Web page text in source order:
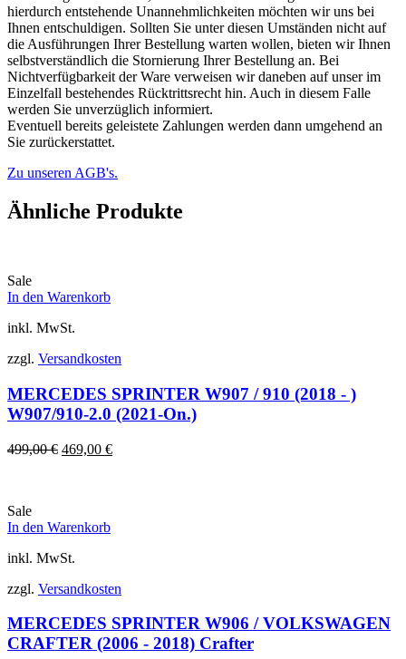
hierdurch entstehende Unannehmlichkeiten möchten wir uns bei
Ihnen entschuldigen. Sollten Sie unter diesen Umständen nicht auf
die Ausführungen Ihrer Bestellung warten wollen, bieten wir Ihnen
selbstverständlich die Stornierung Ihrer Bestellung an. Bei
Nichtverfügbarkeit der Ware verweisen wir daneben auf unser im
Einzelfall bestehendes Rücktrittsrecht hin. Auch in diesem Falle
werden Sie unverzüglich informiert.
Eventuell bereits geleistete Zahlungen werden dann umgehend an
Sie zurückerstattet.
Zu unseren AGB's.
Ähnliche Produkte
Sale
In den Warenkorb
inkl. MwSt.
zzgl. Versandkosten
MERCEDES SPRINTER W907 / 910 (2018 - )
W907/910-2.0 (2021-On.)
499,00€ Ursprünglicher
469,00 €Aktueller
Sale
In den Warenkorb
inkl. MwSt.
zzgl. Versandkosten
MERCEDES SPRINTER W906 / VOLKSWAGEN
CRAFTER (2006 - 2018) Crafter